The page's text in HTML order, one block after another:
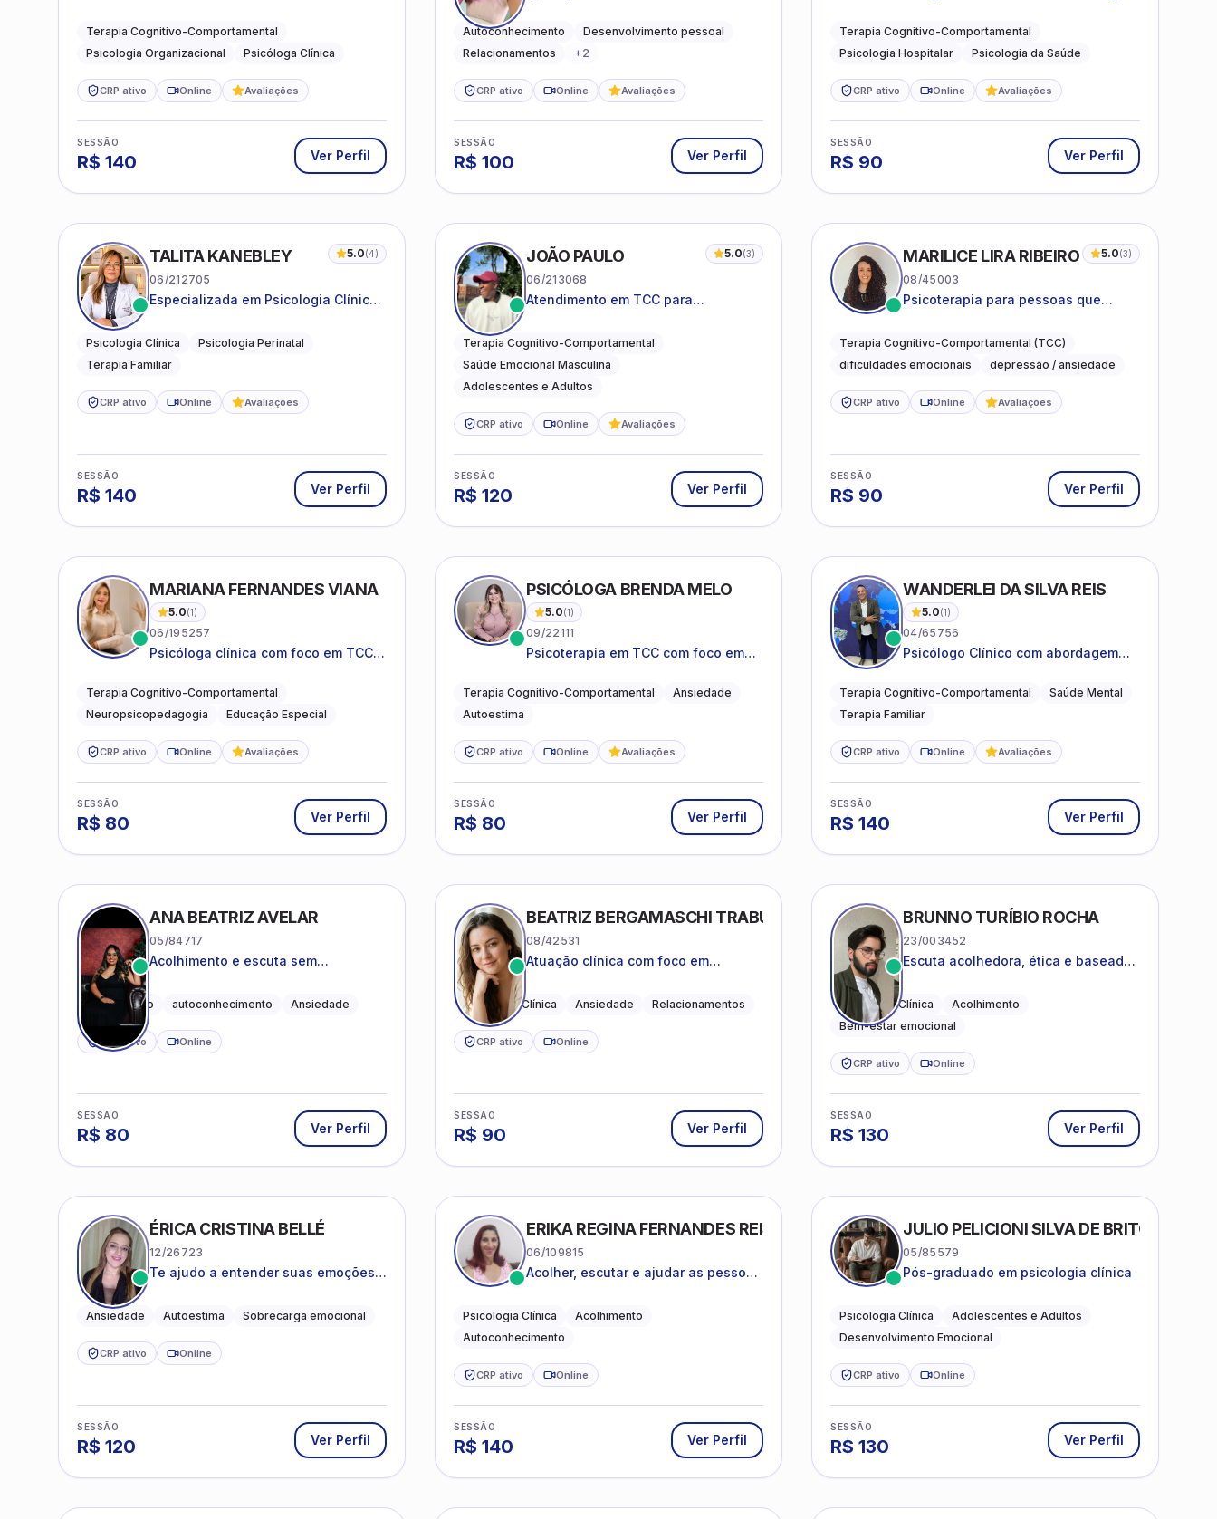
Terapia Cognitivo-Comportamental
Psicologia Organizacional
Psicóloga Clínica
CRP ativo Online Avaliações
SESSÃO
R$ 140 Ver Perfil
saudáveis
Autoconhecimento
Desenvolvimento pessoal
Relacionamentos
+2
CRP ativo Online Avaliações
SESSÃO
R$ 100 Ver Perfil
Terapia Cognitivo-Comportamental
Psicologia Hospitalar
Psicologia da Saúde
CRP ativo Online Avaliações
SESSÃO
R$ 90 Ver Perfil
TALITA KANEBLEY 5.0(4)
06/212705
Especializada em Psicologia Clínica
adultos e famílias
Psicologia Clínica
Psicologia Perinatal
Terapia Familiar
CRP ativo Online Avaliações
SESSÃO
R$ 140 Ver Perfil
JOÃO PAULO 5.0(3)
06/213068
Atendimento em TCC para
desenvolvimento de autonomia
emocional
Terapia Cognitivo-Comportamental
Saúde Emocional Masculina
Adolescentes e Adultos
CRP ativo Online Avaliações
SESSÃO
R$ 120 Ver Perfil
MARILICE LIRA RIBEIRO 5.0(3)
08/45003
Psicoterapia para pessoas que
lidar com as dificuldades do dia a
dia
Terapia Cognitivo-Comportamental (TCC)
dificuldades emocionais
depressão / ansiedade
CRP ativo Online Avaliações
SESSÃO
R$ 90 Ver Perfil
MARIANA FERNANDES VIANA
5.0(1)
06/195257
Psicóloga clínica com foco em TCC,
acompanhamento do
neurodesenvolvimento.
Terapia Cognitivo-Comportamental
Neuropsicopedagogia
Educação Especial
CRP ativo Online Avaliações
SESSÃO
R$ 80 Ver Perfil
PSICÓLOGA BRENDA MELO
5.0(1)
09/22111
Psicoterapia em TCC com foco em
práticas para o cotidiano
Terapia Cognitivo-Comportamental
Ansiedade
Autoestima
CRP ativo Online Avaliações
SESSÃO
R$ 80 Ver Perfil
WANDERLEI DA SILVA REIS
5.0(1)
04/65756
Psicólogo Clínico com abordagem
e terapia sistêmica
Terapia Cognitivo-Comportamental
Saúde Mental
Terapia Familiar
CRP ativo Online Avaliações
SESSÃO
R$ 140 Ver Perfil
ANA BEATRIZ AVELAR
05/84717
Acolhimento e escuta sem
Acolhimento autoconhecimento Ansiedade
CRP ativo Online
SESSÃO
R$ 80 Ver Perfil
BEATRIZ BERGAMASCHI TRABUCO
08/42531
Atuação clínica com foco em
e transições de vida
Psicologia Clínica Ansiedade Relacionamentos
CRP ativo Online
SESSÃO
R$ 90 Ver Perfil
BRUNNO TURÍBIO ROCHA
23/003452
Escuta acolhedora, ética e baseada
Psicologia Clínica
Acolhimento
Bem-estar emocional
CRP ativo Online
SESSÃO
R$ 130 Ver Perfil
ÉRICA CRISTINA BELLÉ
12/26723
Te ajudo a entender suas emoções e
lidar com o que você está vivendo
Ansiedade Autoestima Sobrecarga emocional
CRP ativo Online
SESSÃO
R$ 120 Ver Perfil
ERIKA REGINA FERNANDES REIS FRIAS
06/109815
Acolher, escutar e ajudar as pessoas
Psicologia Clínica
Acolhimento
Autoconhecimento
CRP ativo Online
SESSÃO
R$ 140 Ver Perfil
JULIO PELICIONI SILVA DE BRITO
05/85579
Pós-graduado em psicologia clínica
Psicologia Clínica
Adolescentes e Adultos
Desenvolvimento Emocional
CRP ativo Online
SESSÃO
R$ 130 Ver Perfil